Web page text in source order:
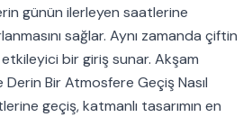
günün ilerleyen saatlerine
sağlar. Aynı zamanda çiftin
bir giriş sunar. Akşam
Bir Atmosfere Geçiş Nasıl
geçiş, katmanlı tasarımın en